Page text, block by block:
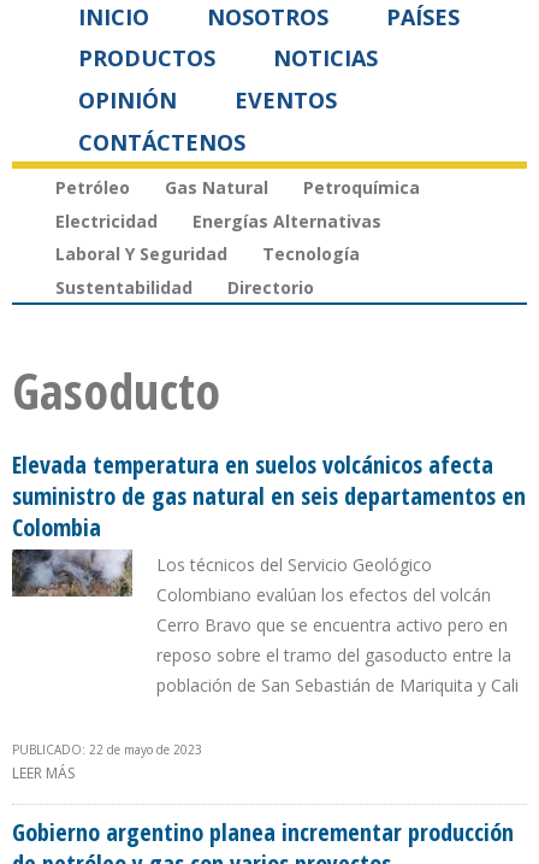
INICIO NOSOTROS
PAÍSES
PRODUCTOS
NOTICIAS
OPINIÓN
EVENTOS
CONTÁCTENOS
Petróleo Gas Natural
Petroquímica
Electricidad
Energías Alternativas
Laboral Y Seguridad
Tecnología
Sustentabilidad
Directorio
Gasoducto
Elevada temperatura en suelos volcánicos afecta
suministro de gas natural en seis departamentos en
Colombia
Los técnicos del Servicio Geológico
Colombiano evalúan los efectos del volcán
Cerro Bravo que se encuentra activo pero en
reposo sobre el tramo del gasoducto entre la
población de San Sebastián de Mariquita y Cali
PUBLICADO: 22 de mayo de 2023
LEER MÁS
COLOMBIA
Gobierno argentino planea incrementar producción